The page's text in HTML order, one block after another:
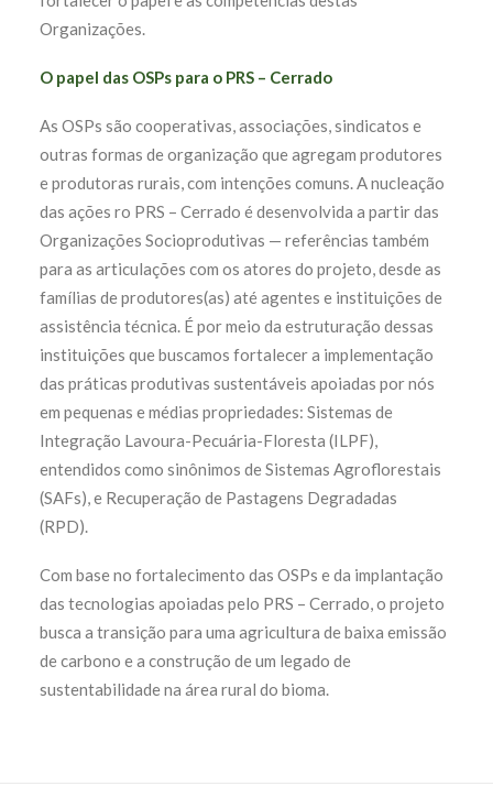
Organizações.
O papel das OSPs para o PRS – Cerrado
As OSPs são cooperativas, associações, sindicatos e
outras formas de organização que agregam produtores
e produtoras rurais, com intenções comuns. A nucleação
das ações ro PRS – Cerrado é desenvolvida a partir das
Organizações Socioprodutivas — referências também
para as articulações com os atores do projeto, desde as
famílias de produtores(as) até agentes e instituições de
assistência técnica. É por meio da estruturação dessas
instituições que buscamos fortalecer a implementação
das práticas produtivas sustentáveis apoiadas por nós
em pequenas e médias propriedades: Sistemas de
Integração Lavoura-Pecuária-Floresta (ILPF),
entendidos como sinônimos de Sistemas Agroflorestais
(SAFs), e Recuperação de Pastagens Degradadas
(RPD).
Com base no fortalecimento das OSPs e da implantação
das tecnologias apoiadas pelo PRS – Cerrado, o projeto
busca a transição para uma agricultura de baixa emissão
de carbono e a construção de um legado de
sustentabilidade na área rural do bioma.